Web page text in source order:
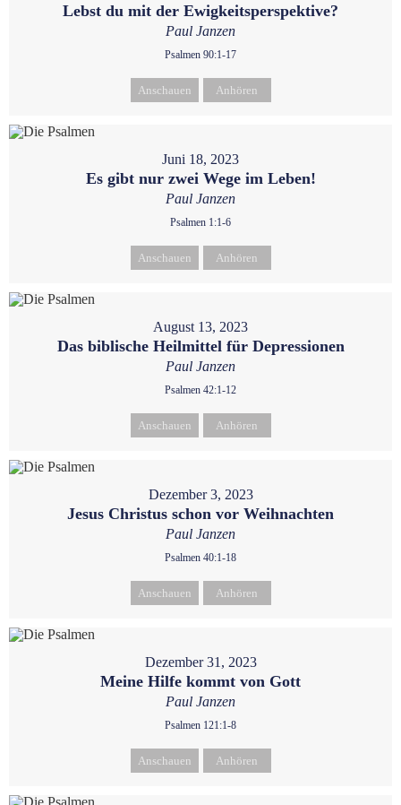
Lebst du mit der Ewigkeitsperspektive?
Paul Janzen
Psalmen 90:1-17
Anschauen Anhören
Juni 18, 2023
Es gibt nur zwei Wege im Leben!
Paul Janzen
Psalmen 1:1-6
Anschauen Anhören
August 13, 2023
Das biblische Heilmittel für Depressionen
Paul Janzen
Psalmen 42:1-12
Anschauen Anhören
Dezember 3, 2023
Jesus Christus schon vor Weihnachten
Paul Janzen
Psalmen 40:1-18
Anschauen Anhören
Dezember 31, 2023
Meine Hilfe kommt von Gott
Paul Janzen
Psalmen 121:1-8
Anschauen Anhören